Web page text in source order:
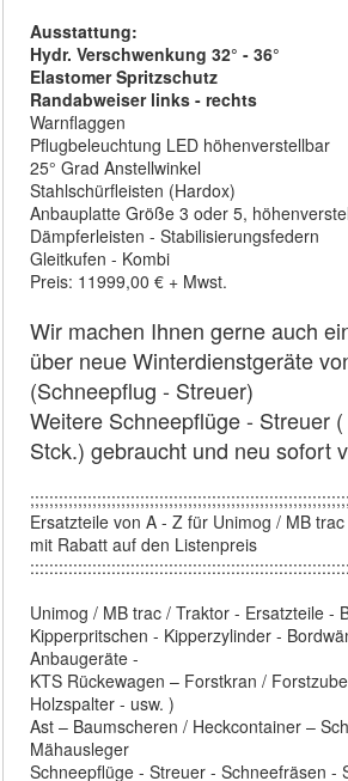
Ausstattung:
Hydr. Verschwenkung 32° - 36°
Elastomer Spritzschutz
Randabweiser links - rechts
Warnflaggen
Pflugbeleuchtung LED höhenverstellbar
25° Grad Anstellwinkel
Stahlschürfleisten (Hardox)
Anbauplatte Größe 3 oder 5,
Dämpferleisten - Stabilisierungsfedern
Gleitkufen - Kombi
Preis: 11999,00 € + Mwst.
Wir machen Ihnen gerne auch
über neue Winterdienstgeräte
(Schneepflug - Streuer)
Weitere Schneepflüge - Streuer
Stck.) gebraucht und neu sofort
Ersatzteile von A - Z für Unimog / MB
mit Rabatt auf den Listenpreis
Unimog / MB trac / Traktor - Ersatzteile -
Kipperpritschen - Kipperzylinder -
Anbaugeräte -
KTS Rückewagen – Forstkran /
Holzspalter - usw. )
Ast – Baumscheren / Heckcontainer –
Mähausleger
Schneepflüge - Streuer - Schneefräsen -